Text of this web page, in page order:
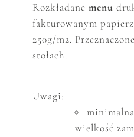
Rozkładane menu
fakturowanym
250g/m2.
stołach.
Uwagi:
wielkość zam